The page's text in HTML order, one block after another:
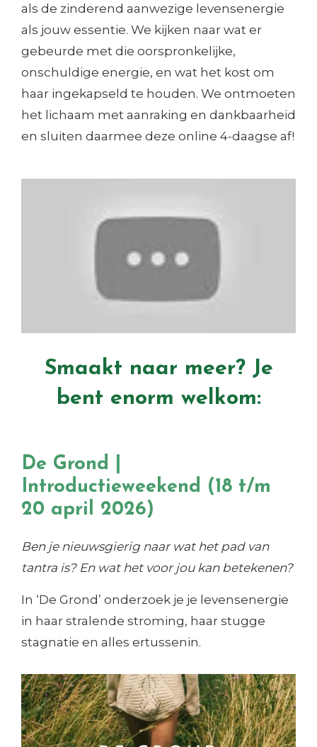
als de zinderend aanwezige levensenergie
als jouw essentie. We kijken naar wat er
gebeurde met die oorspronkelijke,
onschuldige energie, en wat het kost om
haar ingekapseld te houden. We ontmoeten
het lichaam met aanraking en dankbaarheid
en sluiten daarmee deze online 4-daagse af!
Smaakt naar meer? Je
bent enorm welkom:
De Grond |
Introductieweekend (18 t/m
20 april 2026)
Ben je nieuwsgierig naar wat het pad van
tantra is? En wat het voor jou kan betekenen?
In ‘De Grond’ onderzoek je je levensenergie
in haar stralende stroming, haar stugge
stagnatie en alles ertussenin.